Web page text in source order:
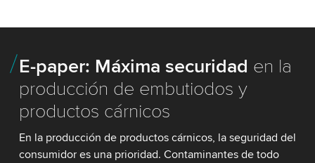
E-paper: Máxima securidad en la
producción de embutiodos y
productos cárnicos
En la producción de productos cárnicos, la seguridad del
consumidor es una prioridad. Contaminantes de todo